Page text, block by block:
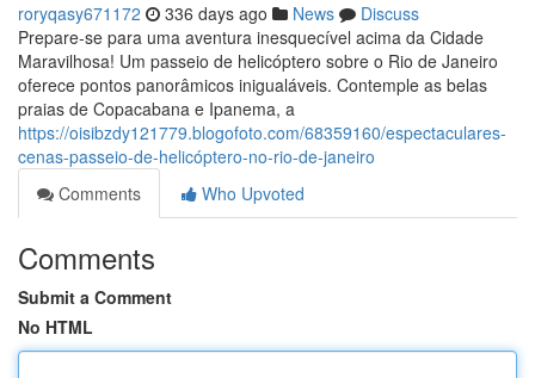
roryqasy671172 336 days ago News
Discuss
Prepare-se para uma aventura inesquecível acima da Cidade
Maravilhosa! Um passeio de helicóptero sobre o Rio de Janeiro
oferece pontos panorâmicos inigualáveis. Contemple as belas
praias de Copacabana e Ipanema, a
https://oisibzdy121779.blogofoto.com/68359160/espectaculares-
cenas-passeio-de-helicóptero-no-rio-de-janeiro
Comments
Who Upvoted
Comments
Submit a Comment
No HTML